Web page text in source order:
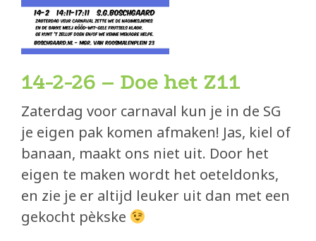
Agenda
Eetcafé de Juin
Buurderij
Buurtbabbels
Bouwen
Duurzaam bouwen
Partners
14-2-26 – Doe het Z11
Zaterdag voor carnaval kun je in de SG
je eigen pak komen afmaken! Jas, kiel of
banaan, maakt ons niet uit. Door het
eigen te maken wordt het oeteldonks,
en zie je er altijd leuker uit dan met een
gekocht pèkske